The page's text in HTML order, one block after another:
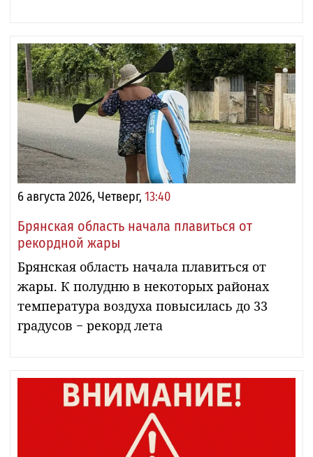
6 августа 2026, Четверг, 13:40
Брянская область начала плавиться от
рекордной жары
Брянская область начала плавиться от
жары. К полудню в некоторых районах
температура воздуха повысилась до 33
градусов − рекорд лета